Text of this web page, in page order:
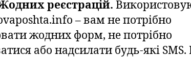
реєстрацій.
– вам не потрібно
жодних форм, не потрібно
або надсилати будь-які SMS.